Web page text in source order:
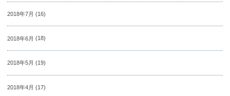
2018年7月 (16)
2018年6月 (18)
2018年5月 (19)
2018年4月 (17)